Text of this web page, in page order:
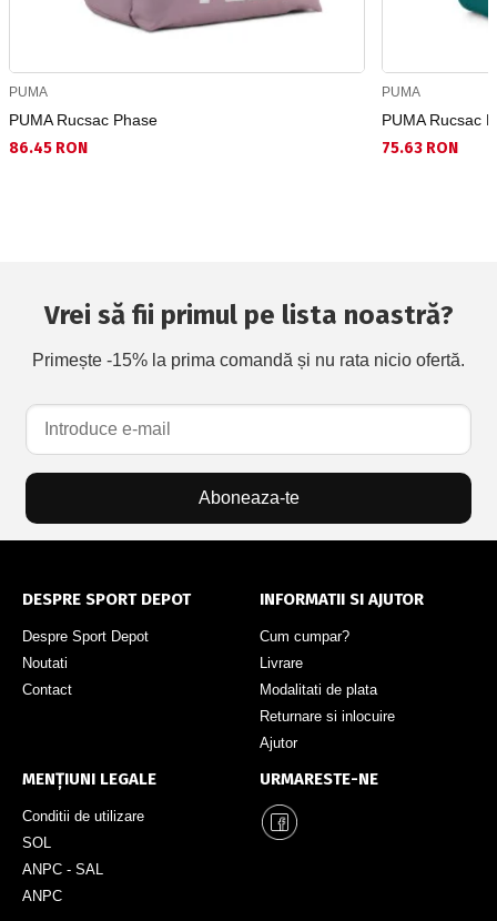
PUMA
PUMA Rucsac Phase
86.45 RON
PUMA
PUMA Rucsac
75.63 RON
Vrei să fii primul pe lista noastră?
Primește -15% la prima comandă și nu rata nicio ofertă.
Aboneaza-te
DESPRE SPORT DEPOT
Despre Sport Depot
Noutati
Contact
INFORMATII SI AJUTOR
Cum cumpar?
Livrare
Modalitati de plata
Returnare si inlocuire
Ajutor
MENȚIUNI LEGALE
Conditii de utilizare
SOL
ANPC - SAL
ANPC
URMARESTE-NE